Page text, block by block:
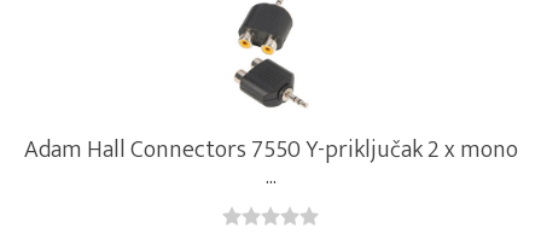
Adam Hall Connectors 7550 Y-priključak 2 x mono
...